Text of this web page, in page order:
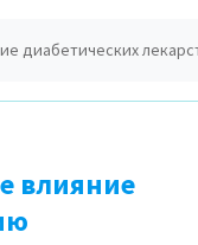
диабетических
влияние